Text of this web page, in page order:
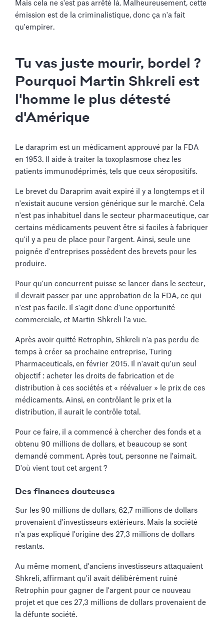
Mais cela ne s'est pas arrêté là. Malheureusement, cette
émission est de la criminalistique, donc ça n'a fait
qu'empirer.
Tu vas juste mourir, bordel ?
Pourquoi Martin Shkreli est
l'homme le plus détesté
d'Amérique
Le daraprim est un médicament approuvé par la FDA
en 1953. Il aide à traiter la toxoplasmose chez les
patients immunodéprimés, tels que ceux séropositifs.
Le brevet du Daraprim avait expiré il y a longtemps et il
n'existait aucune version générique sur le marché. Cela
n'est pas inhabituel dans le secteur pharmaceutique, car
certains médicaments peuvent être si faciles à fabriquer
qu'il y a peu de place pour l'argent. Ainsi, seule une
poignée d'entreprises possèdent des brevets pour les
produire.
Pour qu'un concurrent puisse se lancer dans le secteur,
il devrait passer par une approbation de la FDA, ce qui
n'est pas facile. Il s'agit donc d'une opportunité
commerciale, et Martin Shkreli l'a vue.
Après avoir quitté Retrophin, Shkreli n'a pas perdu de
temps à créer sa prochaine entreprise, Turing
Pharmaceuticals, en février 2015. Il n'avait qu'un seul
objectif : acheter les droits de fabrication et de
distribution à ces sociétés et « réévaluer » le prix de ces
médicaments. Ainsi, en contrôlant le prix et la
distribution, il aurait le contrôle total.
Pour ce faire, il a commencé à chercher des fonds et a
obtenu 90 millions de dollars, et beaucoup se sont
demandé comment. Après tout, personne ne l'aimait.
D'où vient tout cet argent ?
Des finances douteuses
Sur les 90 millions de dollars, 62,7 millions de dollars
provenaient d'investisseurs extérieurs. Mais la société
n'a pas expliqué l'origine des 27,3 millions de dollars
restants.
Au même moment, d'anciens investisseurs attaquaient
Shkreli, affirmant qu'il avait délibérément ruiné
Retrophin pour gagner de l'argent pour ce nouveau
projet et que ces 27,3 millions de dollars provenaient de
la défunte société.